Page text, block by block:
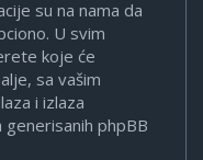
su na nama da
U svim
koje će
sa vašim
i izlaza
phpBB